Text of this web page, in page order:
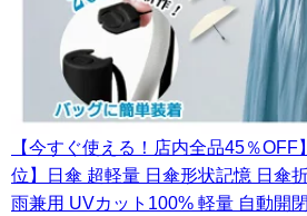
【今すぐ使える！店内全品45％OFF
位】日傘 超軽量 日傘形状記憶 日傘
雨兼用 UVカット100% 軽量 自動開